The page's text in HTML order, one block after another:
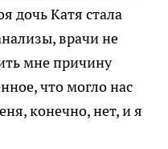
дочь Катя стала
врачи не
мне причину
что могло нас
конечно, нет, и я